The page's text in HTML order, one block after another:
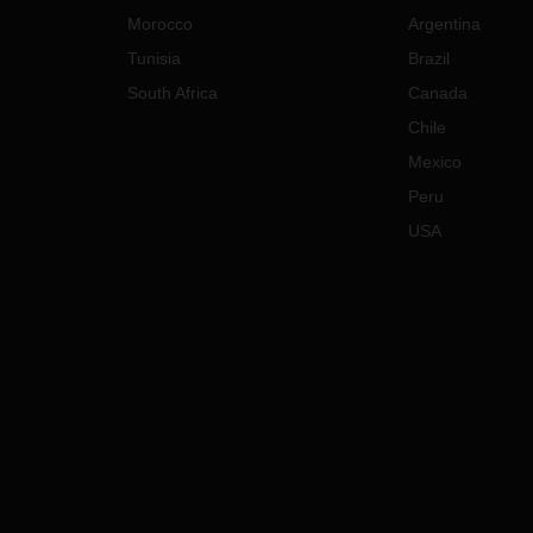
Morocco
Tunisia
South Africa
Argentina
Brazil
Canada
Chile
Mexico
Peru
USA